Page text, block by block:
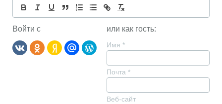
Войти с или как гость:
Имя *
Почта *
Веб-сайт